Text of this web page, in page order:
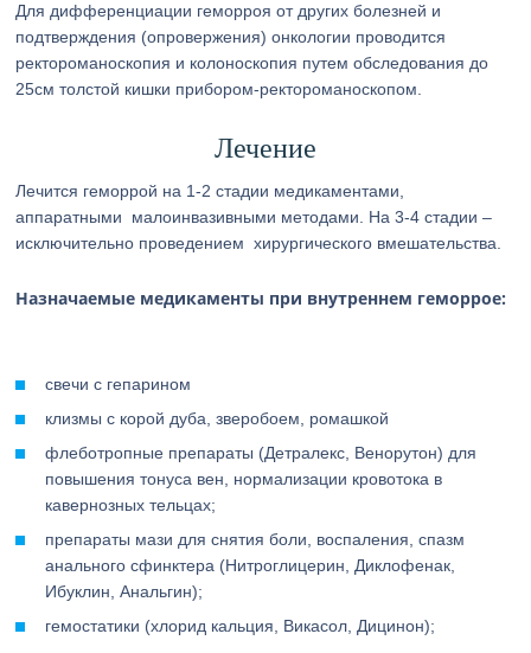
Для дифференциации геморроя от других болезней и
подтверждения (опровержения) онкологии проводится
ректороманоскопия и колоноскопия путем обследования до
25см толстой кишки прибором-ректороманоскопом.
Лечение
Лечится геморрой на 1-2 стадии медикаментами,
аппаратными малоинвазивными методами. На 3-4 стадии –
исключительно проведением хирургического вмешательства.
Назначаемые медикаменты при внутреннем геморрое:
свечи с гепарином
клизмы с корой дуба, зверобоем, ромашкой
флеботропные препараты (Детралекс, Венорутон) для
повышения тонуса вен, нормализации кровотока в
кавернозных тельцах;
препараты мази для снятия боли, воспаления, спазм
анального сфинктера (Нитроглицерин, Диклофенак,
Ибуклин, Анальгин);
гемостатики (хлорид кальция, Викасол, Дицинон);